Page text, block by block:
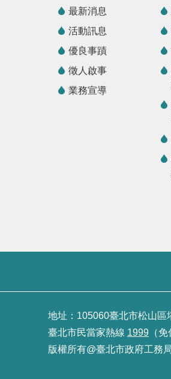
最新消息
活動訊息
優良事蹟
徵人啟事
業務宣導
地址：105060臺北市松山區
臺北市民當家熱線 1999 （
版權所有@臺北市政府工務